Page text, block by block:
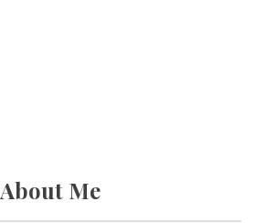
About Me